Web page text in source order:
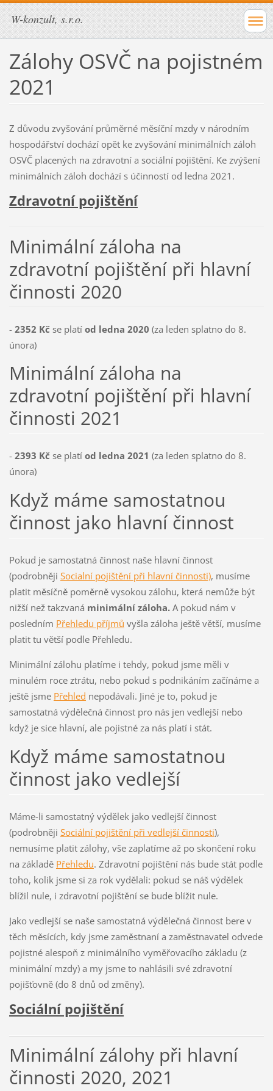
W-konzult, s.r.o.
Zálohy OSVČ na pojistném
2021
Z důvodu zvyšování průměrné měsíční mzdy v národním
hospodářství dochází opět ke zvyšování minimálních záloh
OSVČ placených na zdravotní a sociální pojištění. Ke zvýšení
minimálních záloh dochází s účinností od ledna 2021.
Zdravotní pojištění
Minimální záloha na
zdravotní pojištění při hlavní
činnosti 2020
-2352 Kčse platí od ledna 2020 (za leden splatno do 8.
února)
Minimální záloha na
zdravotní pojištění při hlavní
činnosti 2021
- 2393 Kčse platí od ledna 2021 (za leden splatno do 8.
února)
Když máme samostatnou
činnost jako hlavní činnost
Pokud je samostatná činnost naše hlavní činnost
(podrobněji Socialní pojištění při hlavní činnosti), musíme
platit měsíčně poměrně vysokou zálohu, která nemůže být
nižší než takzvaná minimální záloha.A pokud nám v
posledním Přehledu příjmů vyšla záloha ještě větší, musíme
platit tu větší podle Přehledu.
Minimální zálohu platíme i tehdy, pokud jsme měli v
minulém roce ztrátu, nebo pokud s podnikáním začínáme a
ještě jsme Přehled nepodávali. Jiné je to, pokud je
samostatná výdělečná činnost pro nás jen vedlejší nebo
když je sice hlavní, ale pojistné za nás platí i stát.
Když máme samostatnou
činnost jako vedlejší
Máme-li samostatný výdělek jako vedlejší činnost
(podrobněji Sociální pojištění při vedlejší činnosti),
nemusíme platit zálohy, vše zaplatíme až po skončení roku
na základě Přehledu. Zdravotní pojištění nás bude stát podle
toho, kolik jsme si za rok vydělali: pokud se náš výdělek
blížil nule, i zdravotní pojištění se bude blížit nule.
Jako vedlejší se naše samostatná výdělečná činnost bere v
těch měsících, kdy jsme zaměstnaní a zaměstnavatel odvede
pojistné alespoň z minimálního vyměřovacího základu (z
minimální mzdy) a my jsme to nahlásili své zdravotní
pojišťovně (do 8 dnů od změny).
Sociální pojištění
Minimální zálohy při hlavní
činnosti 2020, 2021